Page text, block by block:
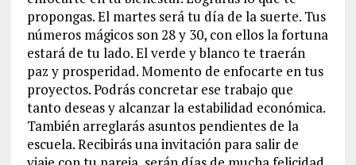
propongas. El martes será tu día de la suerte. Tus
números mágicos son 28 y 30, con ellos la fortuna
estará de tu lado. El verde y blanco te traerán
paz y prosperidad. Momento de enfocarte en tus
proyectos. Podrás concretar ese trabajo que
tanto deseas y alcanzar la estabilidad económica.
También arreglarás asuntos pendientes de la
escuela. Recibirás una invitación para salir de